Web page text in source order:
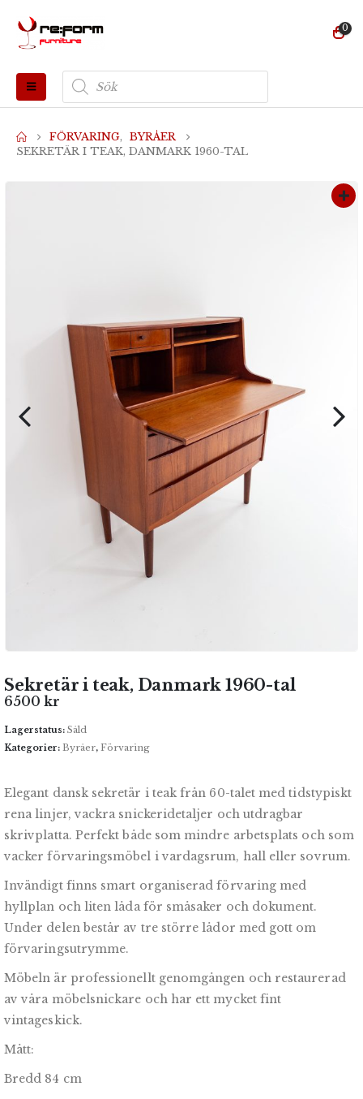
0
Produktsökning
FÖRVARING, BYRÅER
SEKRETÄR I TEAK, DANMARK 1960-TAL
Sekretär i teak, Danmark 1960-tal
6500 kr
Lagerstatus: Såld
Kategorier: Byråer, Förvaring
Elegant dansk sekretär i teak från 60-talet med tidstypiskt
rena linjer, vackra snickeridetaljer och utdragbar
skrivplatta. Perfekt både som mindre arbetsplats och som
vacker förvaringsmöbel i vardagsrum, hall eller sovrum.
Invändigt finns smart organiserad förvaring med
hyllplan och liten låda för småsaker och dokument.
Under delen består av tre större lådor med gott om
förvaringsutrymme.
Möbeln är professionellt genomgången och restaurerad
av våra möbelsnickare och har ett mycket fint
vintageskick.
Mått:
Bredd 84 cm